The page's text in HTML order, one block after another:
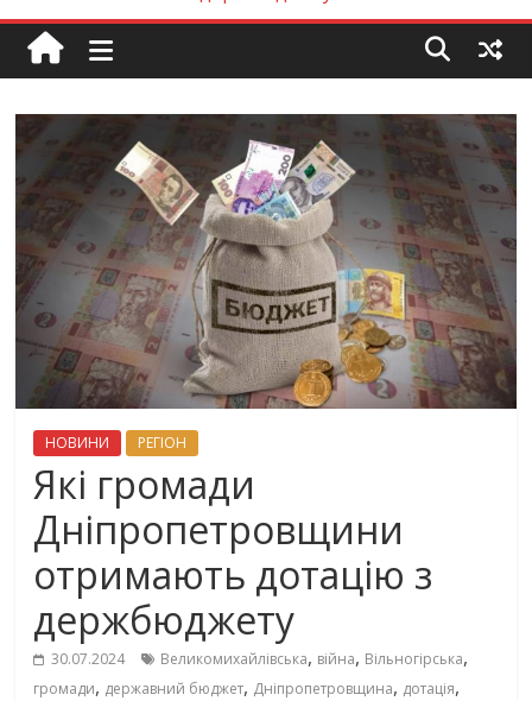
НОВИНИ РЕГІОН
Які громади
Дніпропетровщини
отримають дотацію з
держбюджету
30.07.2024 Великомихайлівська, війна, Вільногірська,
громади, державний бюджет, Дніпропетровщина, дотація,